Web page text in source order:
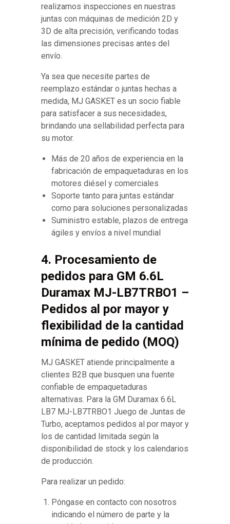
realizamos inspecciones en nuestras
juntas con máquinas de medición 2D y
3D de alta precisión, verificando todas
las dimensiones precisas antes del
envío.
Ya sea que necesite partes de
reemplazo estándar o juntas hechas a
medida, MJ GASKET es un socio fiable
para satisfacer a sus necesidades,
brindando una sellabilidad perfecta para
su motor.
Más de 20 años de experiencia en la
fabricación de empaquetaduras en los
motores diésel y comerciales
Soporte tanto para juntas estándar
como para soluciones personalizadas
Suministro estable, plazos de entrega
ágiles y envíos a nivel mundial
4. Procesamiento de
pedidos para GM 6.6L
Duramax MJ-LB7TRBO1 –
Pedidos al por mayor y
flexibilidad de la cantidad
mínima de pedido (MOQ)
MJ GASKET atiende principalmente a
clientes B2B que busquen una fuente
confiable de empaquetaduras
alternativas. Para la GM Duramax 6.6L
LB7 MJ-LB7TRBO1 Juego de Juntas de
Turbo, aceptamos pedidos al por mayor y
los de cantidad limitada según la
disponibilidad de stock y los calendarios
de producción.
Para realizar un pedido:
Póngase en contacto con nosotros
indicando el número de parte y la